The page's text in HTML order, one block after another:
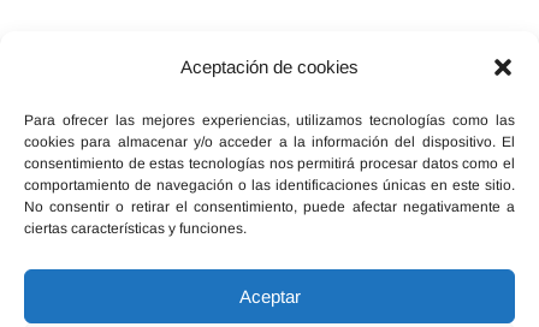
Aceptación de cookies
Para ofrecer las mejores experiencias, utilizamos tecnologías como las
cookies para almacenar y/o acceder a la información del dispositivo. El
consentimiento de estas tecnologías nos permitirá procesar datos como el
comportamiento de navegación o las identificaciones únicas en este sitio.
No consentir o retirar el consentimiento, puede afectar negativamente a
ciertas características y funciones.
Aceptar
Facebook
Legal, términos y condiciones